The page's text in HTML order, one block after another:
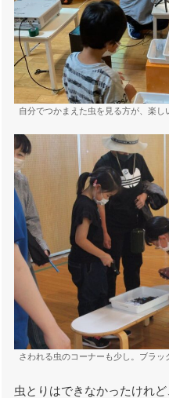
自分でつかまえた虫を見る方が、楽し
さわれる虫のコーナーも少し。ブラッ
虫とりはできなかったけれ